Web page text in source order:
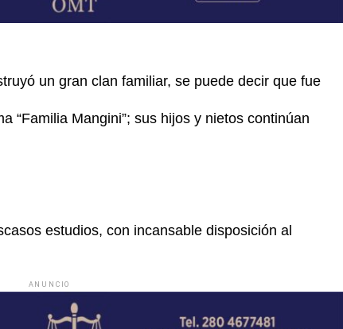
un gran clan familiar, se puede decir que fue
“Familia Mangini”; sus hijos y nietos continúan
estudios, con incansable disposición al
ANUNCIO